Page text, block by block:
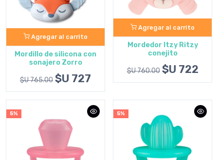
Agregar al carrito
Mordillo de silicona con
sonajero Zorro
$U 765.00 $U 727
Agregar al carrito
Mordedor Itzy Ritzy
conejito
$U 760.00 $U 722
5% 5%